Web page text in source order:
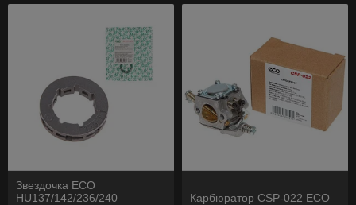
Звездочка ECO
HU137/142/236/240
Карбюратор CSP-022 ECO